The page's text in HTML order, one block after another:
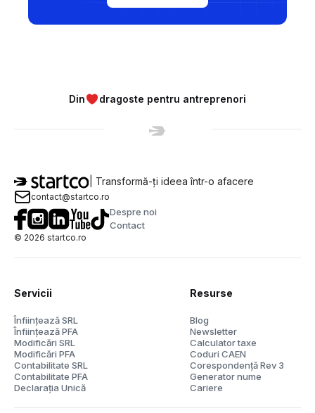
Din dragoste pentru antreprenori
| Transformă-ți ideea într-o afacere
contact@startco.ro
Despre noi
Contact
© 2026 startco.ro
Servicii
Înființează SRL
Înființează PFA
Modificări SRL
Modificări PFA
Contabilitate SRL
Contabilitate PFA
Declarația Unică
Resurse
Blog
Newsletter
Calculator taxe
Coduri CAEN
Corespondență Rev 3
Generator nume
Cariere